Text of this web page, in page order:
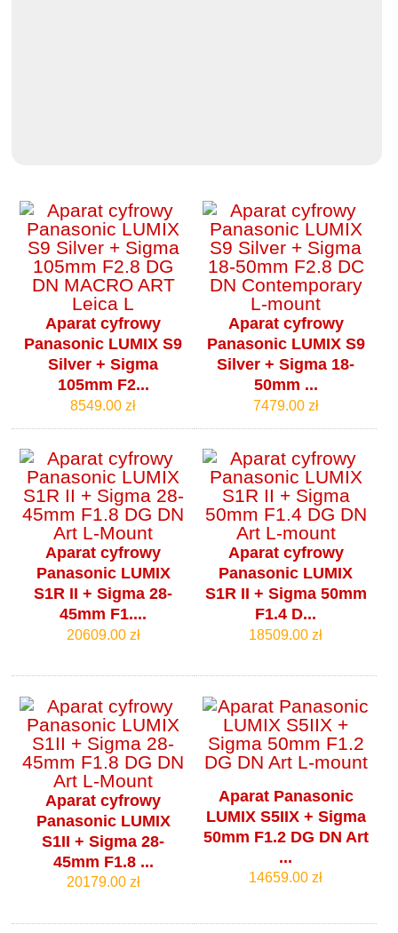
Aparat cyfrowy
Panasonic LUMIX S9
Silver + Sigma
105mm F2...
8549.00 zł
Aparat cyfrowy
Panasonic LUMIX S9
Silver + Sigma 18-
50mm ...
7479.00 zł
Aparat cyfrowy
Panasonic LUMIX
S1R II + Sigma 28-
45mm F1....
20609.00 zł
Aparat cyfrowy
Panasonic LUMIX
S1R II + Sigma 50mm
F1.4 D...
18509.00 zł
Aparat cyfrowy
Panasonic LUMIX
S1II + Sigma 28-
45mm F1.8 ...
20179.00 zł
Aparat Panasonic
LUMIX S5IIX + Sigma
50mm F1.2 DG DN Art
...
14659.00 zł